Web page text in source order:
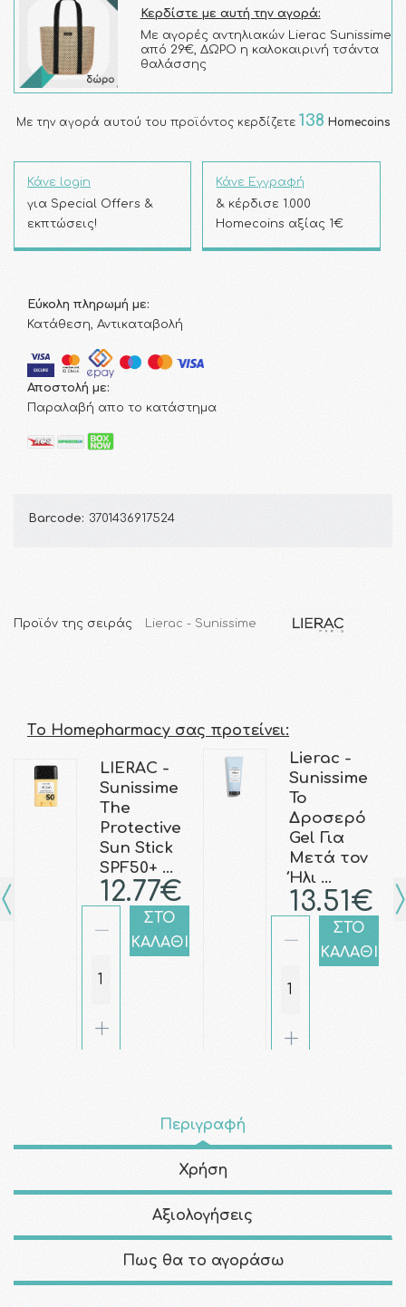
Κερδίστε με αυτή την αγορά:
Με αγορές αντηλιακών Lierac Sunissime
από 29€, ΔΩΡΟ η καλοκαιρινή τσάντα
θαλάσσης
Με την αγορά αυτού του προϊόντος κερδίζετε 138 Homecoins
Κάνε login
για Special Offers &
εκπτώσεις!
Κάνε Εγγραφή
& κέρδισε 1.000
Homecoins αξίας 1€
Εύκολη πληρωμή με:
Κατάθεση, Αντικαταβολή
Αποστολή με:
Παραλαβή απο το κατάστημα
Barcode: 3701436917524
Προϊόν της σειράς Lierac - Sunissime
Τo Homepharmacy σας προτείνει:
LIERAC -
Sunissime
The
Protective
Sun Stick
SPF50+ …
12.77€
ΣΤΟ
ΚΑΛΑΘΙ
Lierac -
Sunissime
Το
Δροσερό
Gel Για
Μετά τον
Ήλι …
13.51€
ΣΤΟ
ΚΑΛΑΘΙ
Περιγραφή
Χρήση
Αξιολογήσεις
Πως θα το αγοράσω